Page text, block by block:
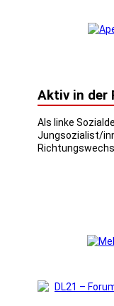
Aktiv in der
Als linke
Jungsozialist/